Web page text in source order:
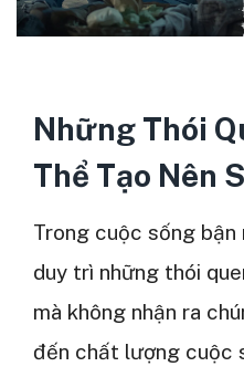
Những Thói
Thể Tạo Nên
Trong cuộc sống bận
duy trì những thói
mà không nhận ra
đến chất lượng cuộc